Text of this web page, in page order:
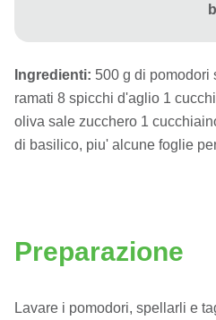
Ingredienti: 500 g di pomodori
ramati 8 spicchi d'aglio 1
oliva sale zucchero 1
di basilico, piu' alcune foglie
Preparazione
Lavare i pomodori, spellarli e